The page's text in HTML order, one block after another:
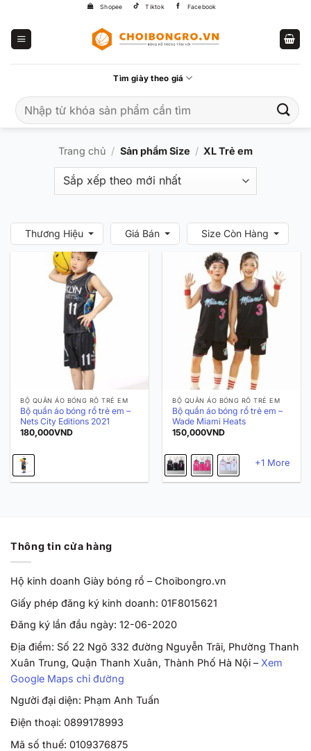
Shopee Tiktok Facebook
Tìm giày theo giá
kiếm:
Trang chủ / Sản phẩm Size / XL Trẻ em
Thương Hiệu Giá Bán Size Còn Hàng
BỘ QUẦN ÁO BÓNG RỔ TRẺ EM
Bộ quần áo bóng rổ trẻ em –
Nets City Editions 2021
180,000VND
BỘ QUẦN ÁO BÓNG RỔ TRẺ EM
Bộ quần áo bóng rổ trẻ em –
Wade Miami Heats
150,000VND
+1 More
Thông tin cửa hàng
Hộ kinh doanh Giày bóng rổ – Choibongro.vn
Giấy phép đăng ký kinh doanh: 01F8015621
Đăng ký lần đầu ngày: 12-06-2020
Địa điểm: Số 22 Ngõ 332 đường Nguyễn Trãi, Phường Thanh
Xuân Trung, Quận Thanh Xuân, Thành Phố Hà Nội – Xem
Google Maps chỉ đường
Người đại diện: Phạm Anh Tuấn
Điện thoại: 0899178993
Mã số thuế: 0109376875